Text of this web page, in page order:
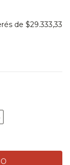
de $29.333,33